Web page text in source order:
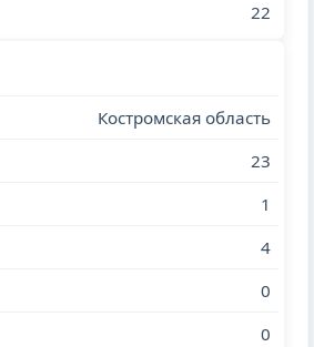
22
Костромская область
23
1
4
0
0